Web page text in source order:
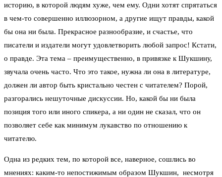
историю, в которой людям хуже, чем ему. Одни хотят спрятаться
в чем-то совершенно иллюзорном, а другие ищут правды, какой
бы она ни была. Прекрасное разнообразие, и счастье, что
писатели и издатели могут удовлетворить любой запрос! Кстати,
о правде. Эта тема – преимущественно, в привязке к Шукшину,
звучала очень часто. Что это такое, нужна ли она в литературе,
должен ли автор быть кристально честен с читателем? Порой,
разгорались нешуточные дискуссии. Но, какой бы ни была
позиция того или иного спикера, а ни один не сказал, что он
позволяет себе как минимум лукавство по отношению к
читателю.
Одна из редких тем, по которой все, наверное, сошлись во
мнениях: каким-то непостижимым образом Шукшин, несмотря